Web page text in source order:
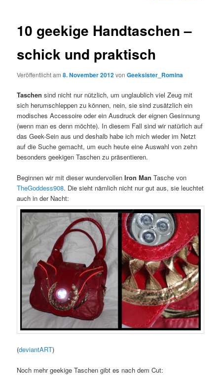
10 geekige Handtaschen –
schick und praktisch
Veröffentlicht am8. November 2012vonGeeksister_Romina
Taschen sind nicht nur nützlich, um unglaublich viel Zeug mit
sich herumschleppen zu können, nein, sie sind zusätzlich ein
modisches Accessoire oder ein Ausdruck der eignen Gesinnung
(wenn man es denn möchte). In diesem Fall sind wir natürlich auf
das Geek-Sein aus und deshalb habe ich mich wieder im Netzt
auf die Suche gemacht, um euch heute eine Auswahl von zehn
besonders geekigen Taschen zu präsentieren.
Beginnen wir mit dieser wundervollenIron Man Tasche von
TheGoddess908. Die sieht nämlich nicht nur gut aus, sie leuchtet
auch in der Nacht:
(deviantART)
Noch mehr geekige Taschen gibt es nach dem Cut: